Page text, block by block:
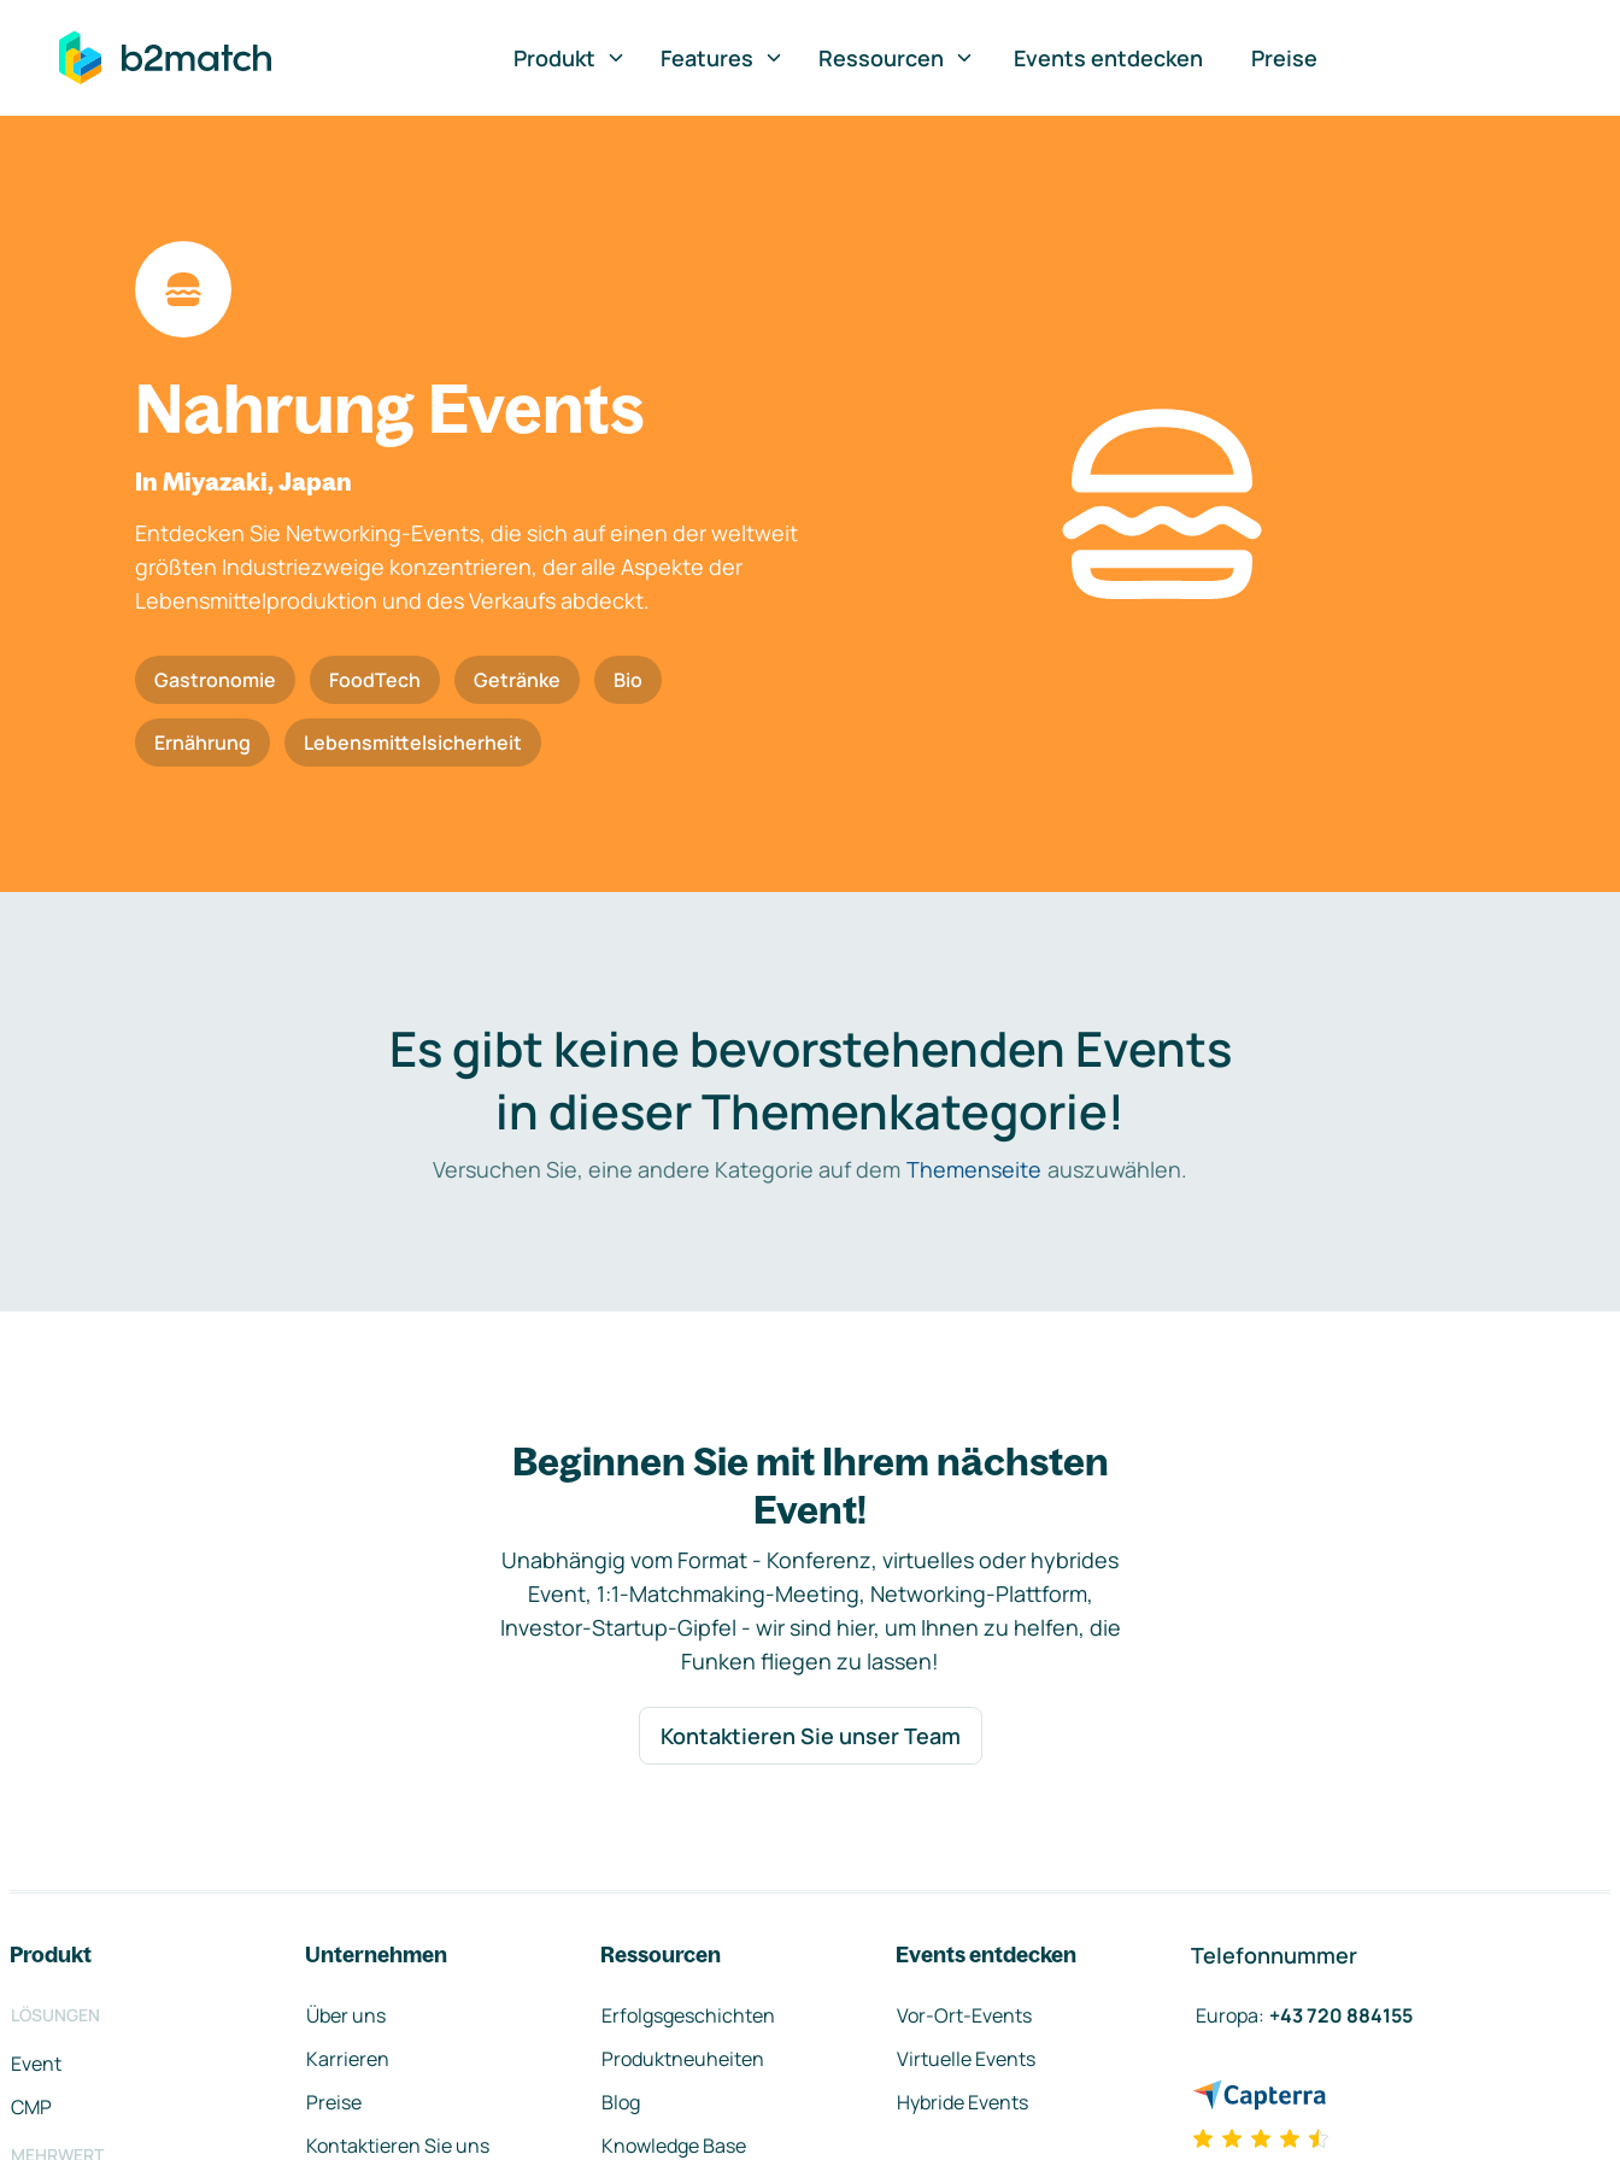
springen
Produkt
Features Ressourcen Events entdecken Preise
Nahrung Events
In Miyazaki, Japan
Entdecken Sie Networking-Events, die sich auf einen der weltweit
größten Industriezweige konzentrieren, der alle Aspekte der
Lebensmittelproduktion und des Verkaufs abdeckt.
Gastronomie FoodTech Getränke Bio
Ernährung Lebensmittelsicherheit
Es gibt keine bevorstehenden Events
in dieser Themenkategorie!
Versuchen Sie, eine andere Kategorie auf dem Themenseite auszuwählen.
Beginnen Sie mit Ihrem nächsten
Event!
Unabhängig vom Format - Konferenz, virtuelles oder hybrides
Event, 1:1-Matchmaking-Meeting, Networking-Plattform,
Investor-Startup-Gipfel - wir sind hier, um Ihnen zu helfen, die
Funken fliegen zu lassen!
Kontaktieren Sie unser Team
Produkt
LÖSUNGEN
Event
CMP
MEHRWERT
Unternehmen
Über uns
Karrieren
Preise
Kontaktieren Sie uns
Ressourcen
Erfolgsgeschichten
Produktneuheiten
Blog
Knowledge Base
Events entdecken
Vor-Ort-Events
Virtuelle Events
Hybride Events
Telefonnummer
Europa: +43 720 884155